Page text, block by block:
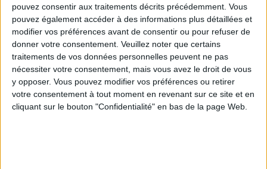
pouvez consentir aux traitements décrits précédemment. Vous
pouvez également accéder à des informations plus détaillées et
modifier vos préférences avant de consentir ou pour refuser de
donner votre consentement. Veuillez noter que certains
traitements de vos données personnelles peuvent ne pas
nécessiter votre consentement, mais vous avez le droit de vous
y opposer. Vous pouvez modifier vos préférences ou retirer
votre consentement à tout moment en revenant sur ce site et en
cliquant sur le bouton "Confidentialité" en bas de la page Web.